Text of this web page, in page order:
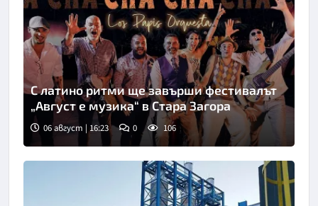
С латино ритми ще завърши фестивалът
„Август е музика“ в Стара Загора
06 август | 16:23 0 106